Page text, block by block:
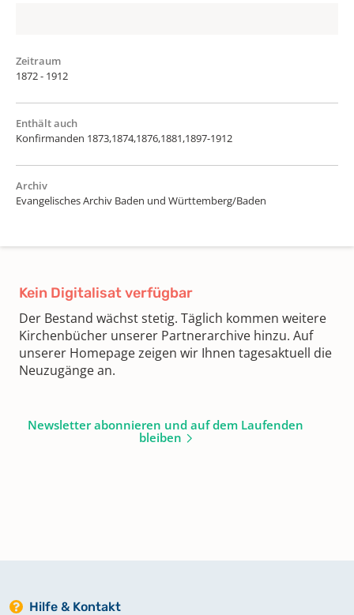
Zeitraum
1872 - 1912
Enthält auch
Konfirmanden 1873,1874,1876,1881,1897-1912
Archiv
Evangelisches Archiv Baden und Württemberg/Baden
Kein Digitalisat verfügbar
Der Bestand wächst stetig. Täglich kommen weitere
Kirchenbücher unserer Partnerarchive hinzu. Auf
unserer Homepage zeigen wir Ihnen tagesaktuell die
Neuzugänge an.
Newsletter abonnieren und auf dem Laufenden
bleiben
Hilfe & Kontakt